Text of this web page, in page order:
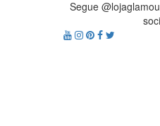
Segue